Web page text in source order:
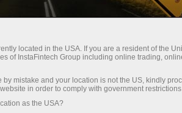
Berita Pasar Forex
NAIK KE LEVEL
PERANG
located in the USA. If you are a resident of the
of InstaFintech Group including online trading,
mistake and your location is not the US, kindly
in order to comply with government
as the USA?